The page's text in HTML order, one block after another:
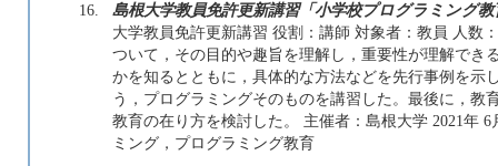
16.
島根大学教員免許更新講習「小学校プログラミング
大学教員免許更新講習 役割：講師 対象者：教員 人数
ついて，その目的や趣旨を理解し，重要性が理解でき
かを知るとともに，具体的な方法などを先行事例を示
う，プログラミングそのものを講習した。最後に，教
教育の在り方を検討した。 主催者：島根大学 2021年
ミング，プログラミング教育